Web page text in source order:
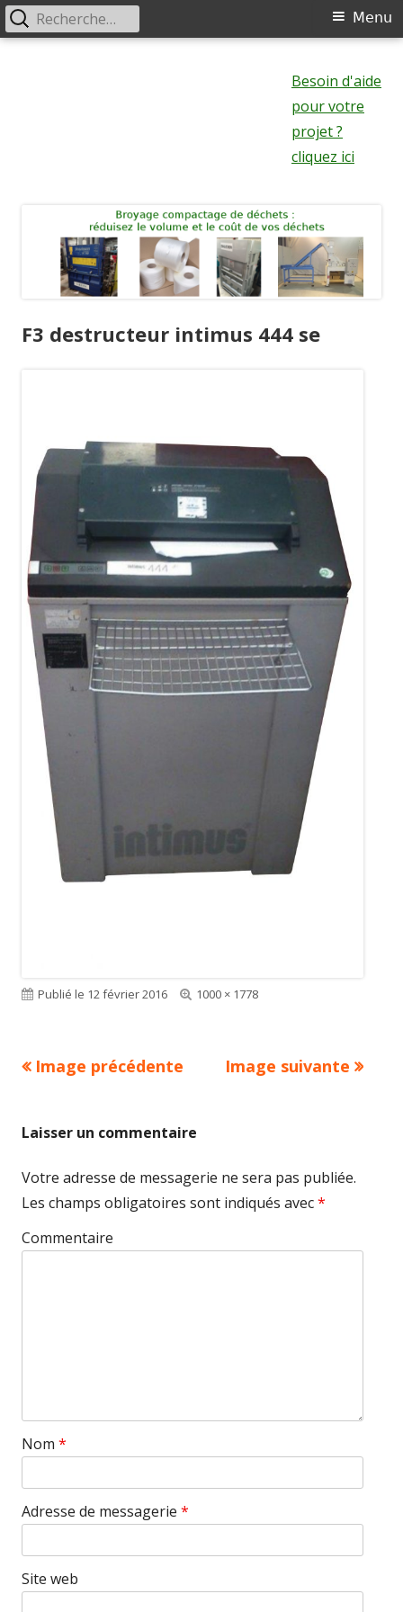
Besoin d'aide
pour votre
projet ?
cliquez ici
Menu
Menu
Rechercher :
F3 destructeur intimus 444 se
Publié le 12 février 2016
Taille
1000 × 1778
Image précédente Image suivante
Laisser un commentaire
Votre adresse de messagerie ne sera pas publiée.
Les champs obligatoires sont indiqués avec*
Commentaire
Nom *
Adresse de messagerie *
Site web